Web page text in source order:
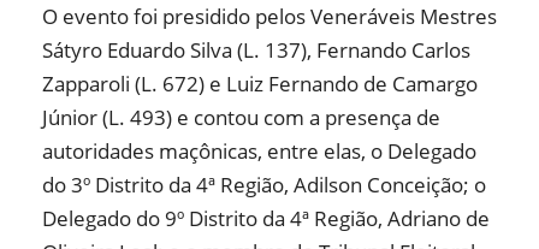
O evento foi presidido pelos Veneráveis Mestres
Sátyro Eduardo Silva (L. 137), Fernando Carlos
Zapparoli (L. 672) e Luiz Fernando de Camargo
Júnior (L. 493) e contou com a presença de
autoridades maçônicas, entre elas, o Delegado
do 3º Distrito da 4ª Região, Adilson Conceição; o
Delegado do 9º Distrito da 4ª Região, Adriano de